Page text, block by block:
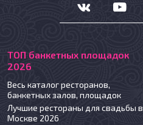
ТОП банкетных площадок
2026
Весь каталог ресторанов,
банкетных залов, площадок
Лучшие рестораны для свадьбы в
Москве 2026